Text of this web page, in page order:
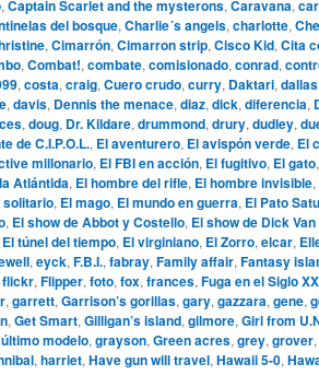
, Captain Scarlet and the mysterons, Caravana,
del bosque, Charlie´s angels, charlotte,
, Cimarrón, Cimarron strip, Cisco Kid, Cita
, Combat!, combate, comisionado, conrad,
, costa, craig, Cuero crudo, curry, Daktari, dallas
, davis, Dennis the menace, diaz, dick, diferencia,
, doug, Dr. Kildare, drummond, drury, dudley,
de C.I.P.O.L., El aventurero, El avispón verde, El
millonario, El FBI en acción, El fugitivo, El gato,
Atlántida, El hombre del rifle, El hombre invisible,
solitario, El mago, El mundo en guerra, El Pato
, El show de Abbot y Costello, El show de Dick
El túnel del tiempo, El virginiano, El Zorro, elcar,
, eyck, F.B.I., fabray, Family affair, Fantasy
flickr, Flipper, foto, fox, frances, Fuga en el Siglo
, garrett, Garrison’s gorillas, gary, gazzara, gene,
, Get Smart, Gilligan’s island, gilmore, Girl from
modelo, grayson, Green acres, grey, grover,
, harriet, Have gun will travel, Hawaii 5-0,